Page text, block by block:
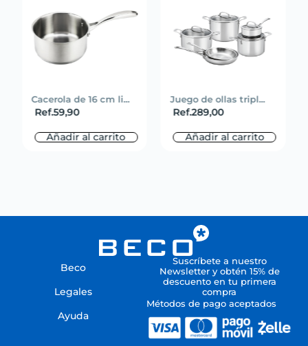
Cacerola de 16 cm li...
Ref.59,90
Añadir al carrito
Juego de ollas tripl...
Ref.289,00
Añadir al carrito
Beco
Legales
Ayuda
Suscríbete a nuestro
Newsletter y obtén 15% de
descuento en tu primera
compra
Métodos de pago aceptados